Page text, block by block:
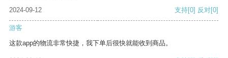
2024-09-12
支持[0] 反对[0]
游客
这款app的物流非常快捷，我下单后很快就能收到商品。